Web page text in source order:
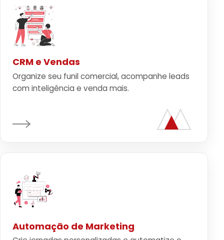
CRM e Vendas
Organize seu funil comercial, acompanhe leads
com inteligência e venda mais.
Automação de Marketing